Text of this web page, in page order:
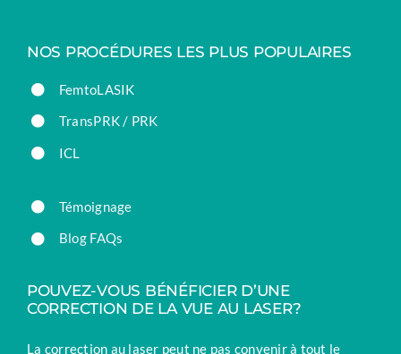
NOS PROCÉDURES LES PLUS POPULAIRES
FemtoLASIK
TransPRK / PRK
ICL
Témoignage
Blog FAQs
POUVEZ-VOUS BÉNÉFICIER D’UNE
CORRECTION DE LA VUE AU LASER?
La correction au laser peut ne pas convenir à tout le